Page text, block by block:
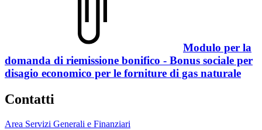
Modulo per la
domanda di riemissione bonifico - Bonus sociale per
disagio economico per le forniture di gas naturale
Contatti
Area Servizi Generali e Finanziari